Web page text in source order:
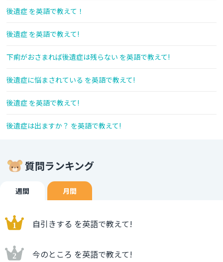
後遺症 を英語で教えて！
後遺症 を英語で教えて!
下痢がおさまれば後遺症は残らない を英語で教えて!
後遺症に悩まされている を英語で教えて!
後遺症 を英語で教えて!
後遺症は出ますか？ を英語で教えて!
質問ランキング
週間 月間
自引きする を英語で教えて!
今のところ を英語で教えて!